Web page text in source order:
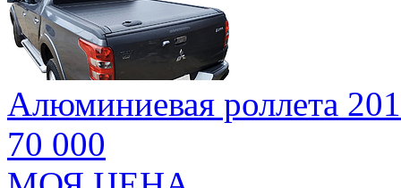
Алюминиевая роллета
70 000